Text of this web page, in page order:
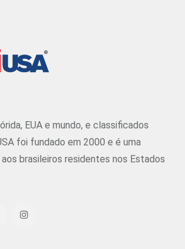
EUA e mundo, e classificados
foi fundado em 2000 e é uma
brasileiros residentes nos Estados